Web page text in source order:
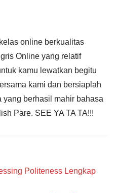
online berkualitas
Online yang relatif
kamu lewatkan begitu
kami dan bersiaplah
berhasil mahir bahasa
Pare. SEE YA TA TA!!!
Politeness Lengkap